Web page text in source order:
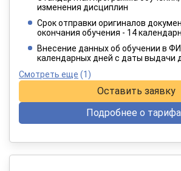
2 749 руб.
При оплате в рассрочку на 12
изменения дисциплин
Срок отправки оригиналов
окончания обучения - 14
Внесение данных об обучении в
календарных дней с даты выдачи
Смотреть еще (1)
Оставить заявку
Подробнее о